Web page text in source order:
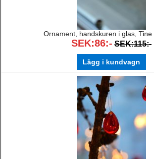
Ornament, handskuren i glas, Tine
SEK:86:- SEK:115:-
Lägg i kundvagn